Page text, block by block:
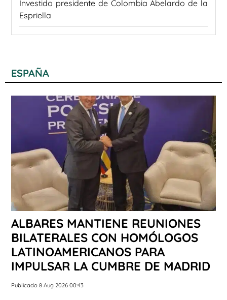
Investido presidente de Colombia Abelardo de la
Espriella
ESPAÑA
ALBARES MANTIENE REUNIONES
BILATERALES CON HOMÓLOGOS
LATINOAMERICANOS PARA
IMPULSAR LA CUMBRE DE MADRID
Publicado 8 Aug 2026 00:43